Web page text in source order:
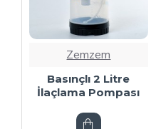
Zemzem
Basınçlı 2 Litre
İlaçlama Pompası